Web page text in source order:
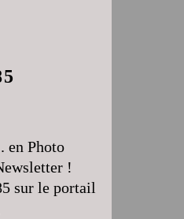
en Photo
!
sur le portail